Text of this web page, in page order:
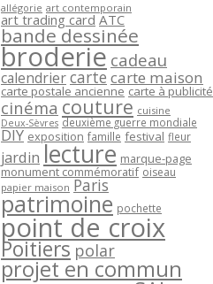
allégorie art contemporain
art trading card ATC
bande dessinée
broderie cadeau
calendriercartecarte maison
carte postale ancienne carte à publicité
cinéma couture cuisine
Deux-Sèvres deuxième guerre mondiale
DIY exposition famille festival fleur
jardin lecture marque-page
monument commémoratif oiseau
papier maison Paris
patrimoine pochette
point de croix
Poitiers polar
projet en commun